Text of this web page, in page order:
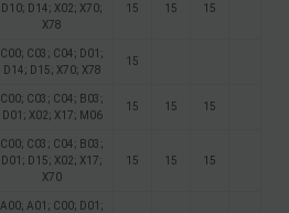
D10; D14; X02; X70;
X78
15 15 15
C00; C03; C04; D01;
D14; D15; X70; X78
15
C00; C03; C04; B03;
D01; X02; X17; M06
15 15 15
C00; C03; C04; B03;
D01; D15; X02; X17;
X70
15 15 15
A00; A01; C00; D01;